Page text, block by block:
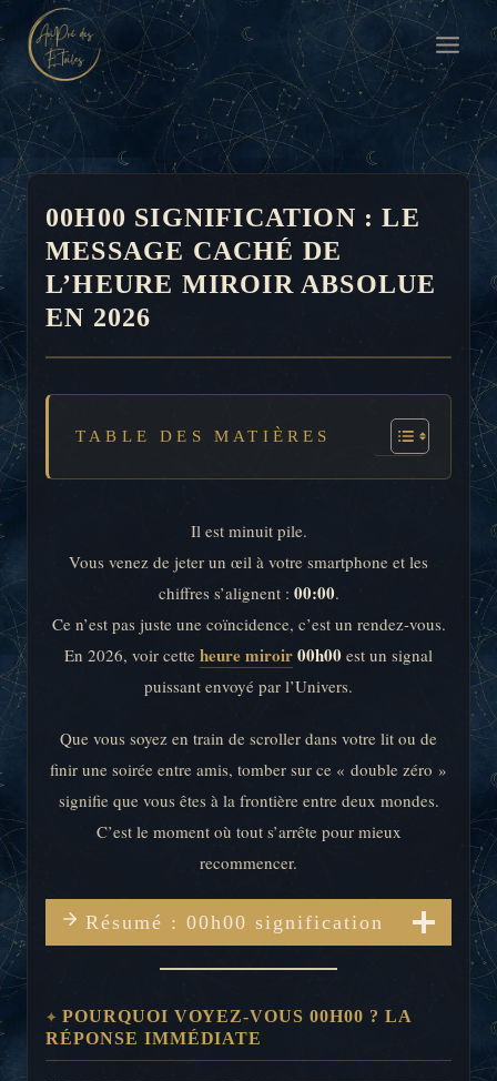
Aller
au
contenu
00H00 SIGNIFICATION : LE
MESSAGE CACHÉ DE
L’HEURE MIROIR ABSOLUE
EN 2026
TABLE DES MATIÈRES
Il est minuit pile.
Vous venez de jeter un œil à votre smartphone et les
chiffres s’alignent : 00:00.
Ce n’est pas juste une coïncidence, c’est un rendez-vous.
En 2026, voir cette heure miroir00h00 est un signal
puissant envoyé par l’Univers.
Que vous soyez en train de scroller dans votre lit ou de
finir une soirée entre amis, tomber sur ce « double zéro »
signifie que vous êtes à la frontière entre deux mondes.
C’est le moment où tout s’arrête pour mieux
recommencer.
Résumé : 00h00 signification
POURQUOI VOYEZ-VOUS 00H00 ? LA
RÉPONSE IMMÉDIATE